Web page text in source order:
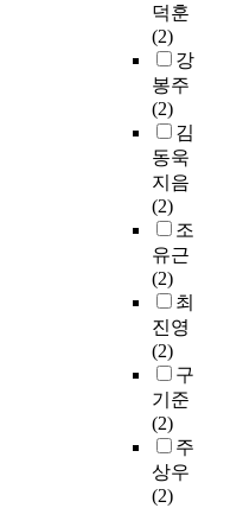
덕훈
(2)
강
봉주
(2)
김
동욱
지음
(2)
조
유근
(2)
최
진영
(2)
구
기준
(2)
주
상우
(2)